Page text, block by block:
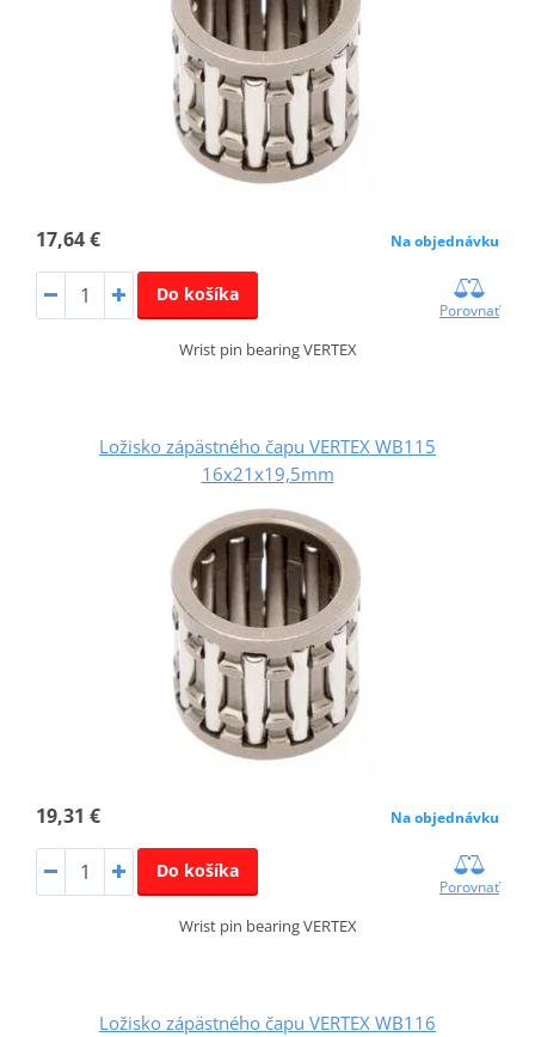
17,64 € Na objednávku
Do košíka
Porovnať
Wrist pin bearing VERTEX
Ložisko zápästného čapu VERTEX WB115
16x21x19,5mm
19,31 € Na objednávku
Do košíka
Porovnať
Wrist pin bearing VERTEX
Ložisko zápästného čapu VERTEX WB116